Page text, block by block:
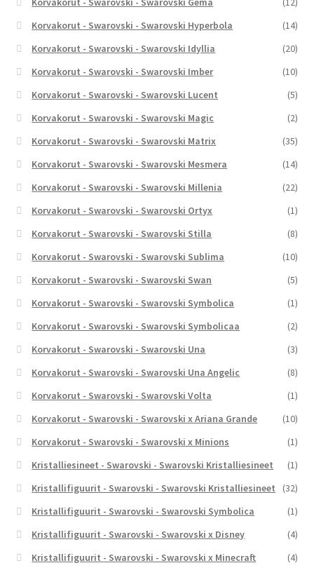
Korvakorut - Swarovski - Swarovski Hyperbola
(14)
Korvakorut - Swarovski - Swarovski Idyllia
(20)
Korvakorut - Swarovski - Swarovski Imber
(10)
Korvakorut - Swarovski - Swarovski Lucent
(5)
Korvakorut - Swarovski - Swarovski Magic
(2)
Korvakorut - Swarovski - Swarovski Matrix
(35)
Korvakorut - Swarovski - Swarovski Mesmera
(14)
Korvakorut - Swarovski - Swarovski Millenia
(22)
Korvakorut - Swarovski - Swarovski Ortyx
(1)
Korvakorut - Swarovski - Swarovski Stilla
(8)
Korvakorut - Swarovski - Swarovski Sublima
(10)
Korvakorut - Swarovski - Swarovski Swan
(5)
Korvakorut - Swarovski - Swarovski Symbolica
(1)
Korvakorut - Swarovski - Swarovski Symbolicaa
(2)
Korvakorut - Swarovski - Swarovski Una
(3)
Korvakorut - Swarovski - Swarovski Una Angelic
(8)
Korvakorut - Swarovski - Swarovski Volta
(1)
Korvakorut - Swarovski - Swarovski x Ariana Grande
(10)
Korvakorut - Swarovski - Swarovski x Minions
(1)
Kristalliesineet - Swarovski - Swarovski Kristalliesineet
(1)
Kristallifiguurit - Swarovski - Swarovski Kristalliesineet
(32)
Kristallifiguurit - Swarovski - Swarovski Symbolica
(1)
Kristallifiguurit - Swarovski - Swarovski x Disney
(4)
Kristallifiguurit - Swarovski - Swarovski x Minecraft
(4)